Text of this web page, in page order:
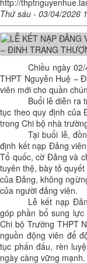
http://
Thứ sáu - 03/04/2026
Chiều ngày
THPT Nguyễn Huệ –
viên mới cho quần
Buổi lễ diễn ra
tục theo quy định của
trong Chi bộ nhà
Tại buổi lễ,
định kết nạp Đảng
Tổ quốc, cờ Đảng và
tuyên thệ, bày tỏ
của Đảng, không
của người đảng viên.
Lễ kết nạp
góp phần bổ sung
Chi bộ Trường THPT
nguồn động viên để
tục phấn đấu, rèn
ngày càng vững mạnh.